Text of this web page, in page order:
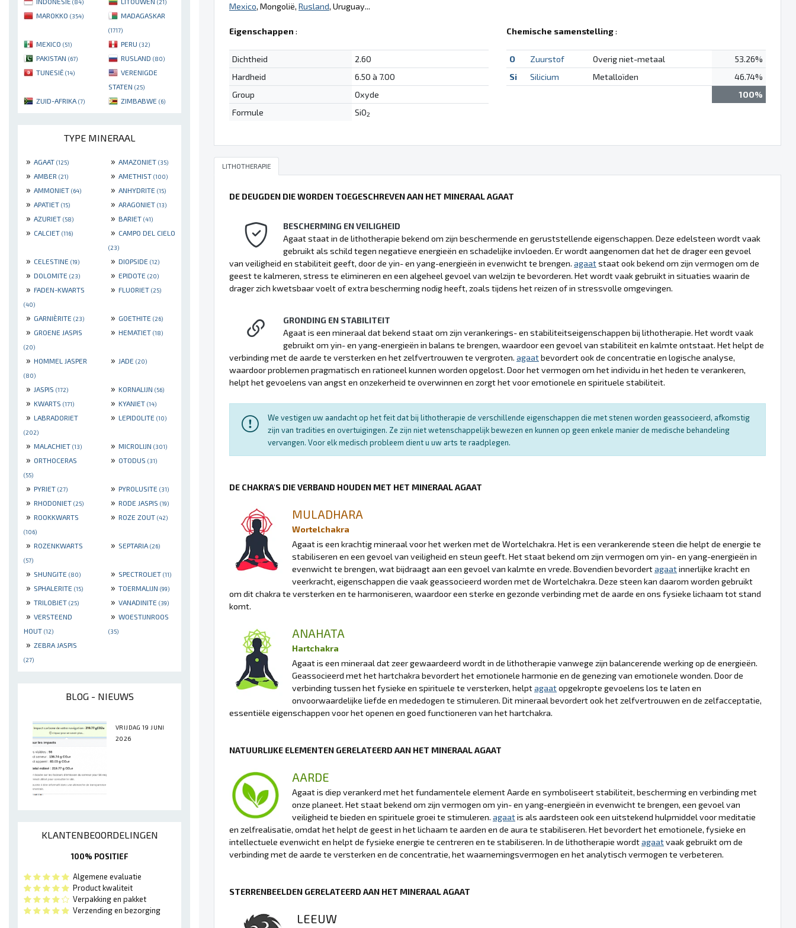
(84) (21)
MAROKKO (354) MADAGASKAR
(1717)
MEXICO (51) PERU (32)
PAKISTAN (67) RUSLAND (80)
TUNESIË (14)
VERENIGDE
STATEN (25)
ZUID-AFRIKA (7) ZIMBABWE (6)
TYPE MINERAAL
» AGAAT (125) » AMAZONIET (35)
» AMBER (21) » AMETHIST (100)
» AMMONIET (64) » ANHYDRITE (15)
» APATIET (15) » ARAGONIET (13)
» AZURIET (58) » BARIET (41)
» CALCIET (116) » CAMPO DEL CIELO
(23)
» CELESTINE (19) » DIOPSIDE (12)
» DOLOMITE (23) » EPIDOTE (20)
» FADEN-KWARTS
(40)
» FLUORIET (25)
» GARNIÈRITE (23) » GOETHITE (26)
» GROENE JASPIS
(20)
» HEMATIET (18)
» HOMMEL JASPER
(80)
» JADE (20)
» JASPIS (172) » KORNALIJN (56)
» KWARTS (171) » KYANIET (14)
» LABRADORIET
(202)
» LEPIDOLITE (10)
» MALACHIET (13) » MICROLIJN (301)
» ORTHOCERAS
(55)
» OTODUS (31)
» PYRIET (27) » PYROLUSITE (31)
» RHODONIET (25) » RODE JASPIS (19)
» ROOKKWARTS
(106)
» ROZE ZOUT (42)
» ROZENKWARTS
(57)
» SEPTARIA (26)
» SHUNGITE (80) » SPECTROLIET (11)
» SPHALERITE (15) » TOERMALIJN (99)
» TRILOBIET (25) » VANADINITE (39)
» VERSTEEND
HOUT (12)
» WOESTIJNROOS
(35)
» ZEBRA JASPIS
(27)
BLOG - NIEUWS
VRIJDAG 19 JUNI
2026
KLANTENBEOORDELINGEN
100% POSITIEF
Algemene evaluatie
Product kwaliteit
Verpakking en pakket
Verzending en bezorging
Mexico, Mongolië, Rusland, Uruguay...
Eigenschappen :
Dichtheid
2.60
Hardheid
6.50 à 7.00
Group
Oxyde
Formule
SiO2
Chemische samenstelling:
O Zuurstof Overig niet-metaal
53.26%
Si
Silicium Metalloïden
46.74%
100%
LITHOTHERAPIE
DE DEUGDEN DIE WORDEN TOEGESCHREVEN AAN HET MINERAAL AGAAT
BESCHERMING EN VEILIGHEID
Agaat staat in de lithotherapie bekend om zijn beschermende en geruststellende eigenschappen. Deze edelsteen wordt vaak
gebruikt als schild tegen negatieve energieën en schadelijke invloeden. Er wordt aangenomen dat het de drager een gevoel
van veiligheid en stabiliteit geeft, door de yin- en yang-energieën in evenwicht te brengen. agaatstaat ook bekend om zijn vermogen om de
geest te kalmeren, stress te elimineren en een algeheel gevoel van welzijn te bevorderen. Het wordt vaak gebruikt in situaties waarin de
drager zich kwetsbaar voelt of extra bescherming nodig heeft, zoals tijdens het reizen of in stressvolle omgevingen.
GRONDING EN STABILITEIT
Agaat is een mineraal dat bekend staat om zijn verankerings- en stabiliteitseigenschappen bij lithotherapie. Het wordt vaak
gebruikt om yin- en yang-energieën in balans te brengen, waardoor een gevoel van stabiliteit en kalmte ontstaat. Het helpt de
verbinding met de aarde te versterken en het zelfvertrouwen te vergroten. agaatbevordert ook de concentratie en logische analyse,
waardoor problemen pragmatisch en rationeel kunnen worden opgelost. Door het vermogen om het individu in het heden te verankeren,
helpt het gevoelens van angst en onzekerheid te overwinnen en zorgt het voor emotionele en spirituele stabiliteit.
We vestigen uw aandacht op het feit dat bij lithotherapie de verschillende eigenschappen die met stenen worden geassocieerd, afkomstig
zijn van tradities en overtuigingen. Ze zijn niet wetenschappelijk bewezen en kunnen op geen enkele manier de medische behandeling
vervangen. Voor elk medisch probleem dient u uw arts te raadplegen.
DE CHAKRA'S DIE VERBAND HOUDEN MET HET MINERAAL AGAAT
MULADHARA
Wortelchakra
Agaat is een krachtig mineraal voor het werken met de Wortelchakra. Het is een verankerende steen die helpt de energie te
stabiliseren en een gevoel van veiligheid en steun geeft. Het staat bekend om zijn vermogen om yin- en yang-energieën in
evenwicht te brengen, wat bijdraagt aan een gevoel van kalmte en vrede. Bovendien bevordertagaatinnerlijke kracht en
veerkracht, eigenschappen die vaak geassocieerd worden met de Wortelchakra. Deze steen kan daarom worden gebruikt
om dit chakra te versterken en te harmoniseren, waardoor een sterke en gezonde verbinding met de aarde en ons fysieke lichaam tot stand
komt.
ANAHATA
Hartchakra
Agaat is een mineraal dat zeer gewaardeerd wordt in de lithotherapie vanwege zijn balancerende werking op de energieën.
Geassocieerd met het hartchakra bevordert het emotionele harmonie en de genezing van emotionele wonden. Door de
verbinding tussen het fysieke en spirituele te versterken, helptagaatopgekropte gevoelens los te laten en
onvoorwaardelijke liefde en mededogen te stimuleren. Dit mineraal bevordert ook het zelfvertrouwen en de zelfacceptatie,
essentiële eigenschappen voor het openen en goed functioneren van het hartchakra.
NATUURLIJKE ELEMENTEN GERELATEERD AAN HET MINERAAL AGAAT
AARDE
Agaat is diep verankerd met het fundamentele element Aarde en symboliseert stabiliteit, bescherming en verbinding met
onze planeet. Het staat bekend om zijn vermogen om yin- en yang-energieën in evenwicht te brengen, een gevoel van
veiligheid te bieden en spirituele groei te stimuleren. agaatis als aardsteen ook een uitstekend hulpmiddel voor meditatie
en zelfrealisatie, omdat het helpt de geest in het lichaam te aarden en de aura te stabiliseren. Het bevordert het emotionele, fysieke en
intellectuele evenwicht en helpt de fysieke energie te centreren en te stabiliseren. In de lithotherapie wordtagaatvaak gebruikt om de
verbinding met de aarde te versterken en de concentratie, het waarnemingsvermogen en het analytisch vermogen te verbeteren.
STERRENBEELDEN GERELATEERD AAN HET MINERAAL AGAAT
LEEUW